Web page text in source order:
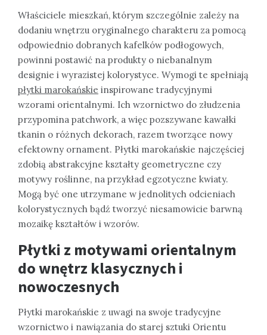
Właściciele mieszkań, którym szczególnie zależy na
dodaniu wnętrzu oryginalnego charakteru za pomocą
odpowiednio dobranych kafelków podłogowych,
powinni postawić na produkty o niebanalnym
designie i wyrazistej kolorystyce. Wymogi te spełniają
płytki marokańskie inspirowane tradycyjnymi
wzorami orientalnymi. Ich wzornictwo do złudzenia
przypomina patchwork, a więc pozszywane kawałki
tkanin o różnych dekorach, razem tworzące nowy
efektowny ornament. Płytki marokańskie najczęściej
zdobią abstrakcyjne kształty geometryczne czy
motywy roślinne, na przykład egzotyczne kwiaty.
Mogą być one utrzymane w jednolitych odcieniach
kolorystycznych bądź tworzyć niesamowicie barwną
mozaikę kształtów i wzorów.
Płytki z motywami orientalnym
do wnętrz klasycznych i
nowoczesnych
Płytki marokańskie z uwagi na swoje tradycyjne
wzornictwo i nawiązania do starej sztuki Orientu